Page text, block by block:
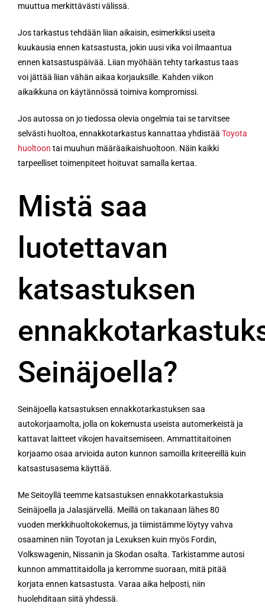
muuttua merkittävästi välissä.
Jos tarkastus tehdään liian aikaisin, esimerkiksi useita
kuukausia ennen katsastusta, jokin uusi vika voi ilmaantua
ennen katsastuspäivää. Liian myöhään tehty tarkastus taas
voi jättää liian vähän aikaa korjauksille. Kahden viikon
aikaikkuna on käytännössä toimiva kompromissi.
Jos autossa on jo tiedossa olevia ongelmia tai se tarvitsee
selvästi huoltoa, ennakkotarkastus kannattaa yhdistää Toyota
huoltoon tai muuhun määräaikaishuoltoon. Näin kaikki
tarpeelliset toimenpiteet hoituvat samalla kertaa.
Mistä saa
luotettavan
katsastuksen
Seinäjoella?
Seinäjoella katsastuksen ennakkotarkastuksen saa
autokorjaamolta, jolla on kokemusta useista automerkeistä ja
kattavat laitteet vikojen havaitsemiseen. Ammattitaitoinen
korjaamo osaa arvioida auton kunnon samoilla kriteereillä kuin
katsastusasema käyttää.
Me Seitoyllä teemme katsastuksen ennakkotarkastuksia
Seinäjoella ja Jalasjärvellä. Meillä on takanaan lähes 80
vuoden merkkihuoltokokemus, ja tiimistämme löytyy vahva
osaaminen niin Toyotan ja Lexuksen kuin myös Fordin,
Volkswagenin, Nissanin ja Skodan osalta. Tarkistamme autosi
kunnon ammattitaidolla ja kerromme suoraan, mitä pitää
korjata ennen katsastusta. Varaa aika helposti, niin
huolehditaan siitä yhdessä.